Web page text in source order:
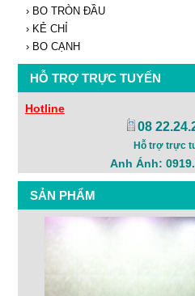
› BO TRÒN ĐẦU
› KẺ CHỈ
› BO CẠNH
HỖ TRỢ TRỰC TUYẾN
Hotline
08
Hỗ trợ trực
Anh Ánh:
SẢN PHẨM